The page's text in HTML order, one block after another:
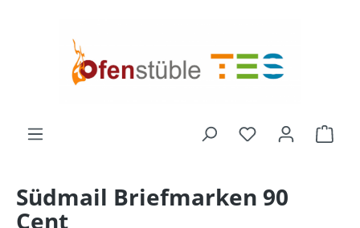
Südmail Briefmarken 90
Cent